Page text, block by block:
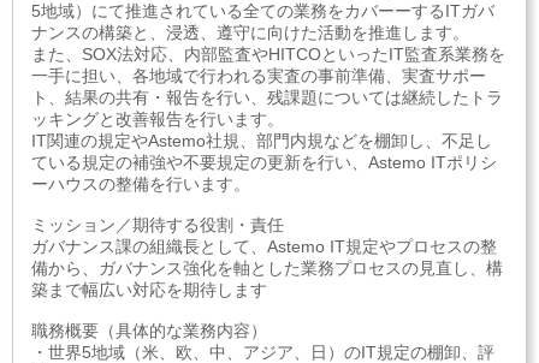
5地域）にて推進されている全ての業務をカバーーするITガバ
ナンスの構築と、浸透、遵守に向けた活動を推進します。
また、SOX法対応、内部監査やHITCOといったIT監査系業務を
一手に担い、各地域で行われる実査の事前準備、実査サポー
ト、結果の共有・報告を行い、残課題については継続したトラ
ッキングと改善報告を行います。
IT関連の規定やAstemo社規、部門内規などを棚卸し、不足し
ている規定の補強や不要規定の更新を行い、Astemo ITポリシ
ーハウスの整備を行います。
ミッション／期待する役割・責任
ガバナンス課の組織長として、Astemo IT規定やプロセスの整
備から、ガバナンス強化を軸とした業務プロセスの見直し、構
築まで幅広い対応を期待します
職務概要（具体的な業務内容）
・世界5地域（米、欧、中、アジア、日）のIT規定の棚卸、評